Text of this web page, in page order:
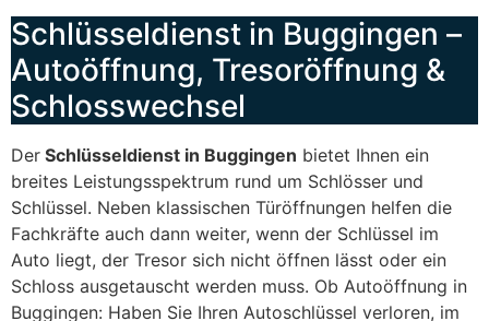
Schlüsseldienst in Buggingen –
Autoöffnung, Tresoröffnung &
Schlosswechsel
Der Schlüsseldienst in Buggingen bietet Ihnen ein
breites Leistungsspektrum rund um Schlösser und
Schlüssel. Neben klassischen Türöffnungen helfen die
Fachkräfte auch dann weiter, wenn der Schlüssel im
Auto liegt, der Tresor sich nicht öffnen lässt oder ein
Schloss ausgetauscht werden muss. Ob Autoöffnung in
Buggingen: Haben Sie Ihren Autoschlüssel verloren, im